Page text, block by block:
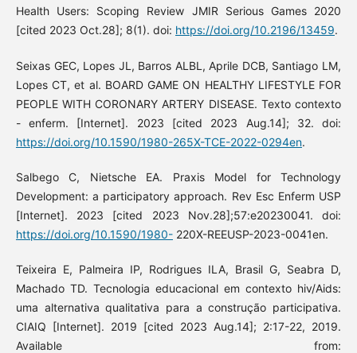
Health Users: Scoping Review JMIR Serious Games 2020
[cited 2023 Oct.28]; 8(1). doi: https://doi.org/10.2196/13459.
Seixas GEC, Lopes JL, Barros ALBL, Aprile DCB, Santiago LM,
Lopes CT, et al. BOARD GAME ON HEALTHY LIFESTYLE FOR
PEOPLE WITH CORONARY ARTERY DISEASE. Texto contexto
- enferm. [Internet]. 2023 [cited 2023 Aug.14]; 32. doi:
https://doi.org/10.1590/1980-265X-TCE-2022-0294en.
Salbego C, Nietsche EA. Praxis Model for Technology
Development: a participatory approach. Rev Esc Enferm USP
[Internet]. 2023 [cited 2023 Nov.28];57:e20230041. doi:
https://doi.org/10.1590/1980-220X-REEUSP-2023-0041en.
Teixeira E, Palmeira IP, Rodrigues ILA, Brasil G, Seabra D,
Machado TD. Tecnologia educacional em contexto hiv/Aids:
uma alternativa qualitativa para a construção participativa.
CIAIQ [Internet]. 2019 [cited 2023 Aug.14]; 2:17-22, 2019.
Available from: